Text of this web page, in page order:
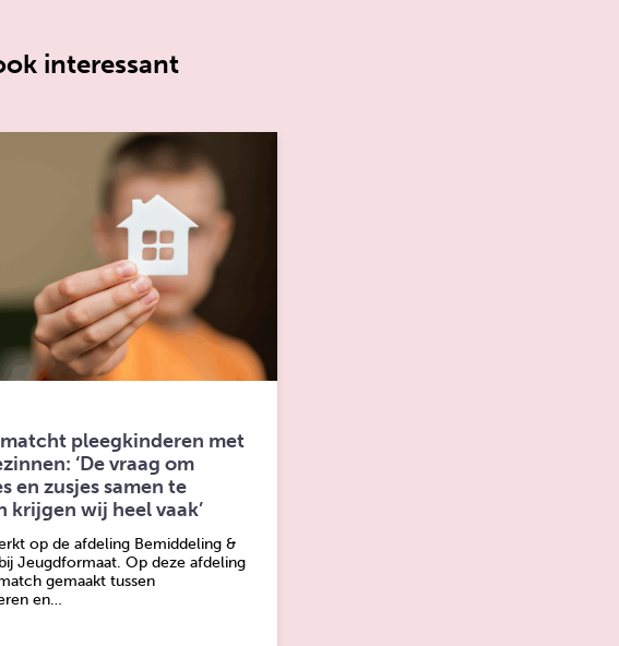
interessant
pleegkinderen met
‘De vraag om
en zusjes samen te
krijgen wij heel vaak’
op de afdeling Bemiddeling &
Jeugdformaat. Op deze afdeling
gemaakt tussen
en…